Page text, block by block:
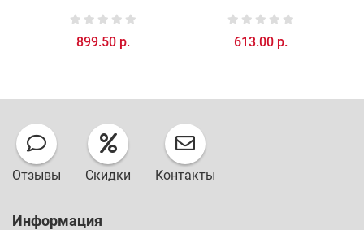
899.50 р. 613.00 р.
Отзывы Скидки Контакты
Информация